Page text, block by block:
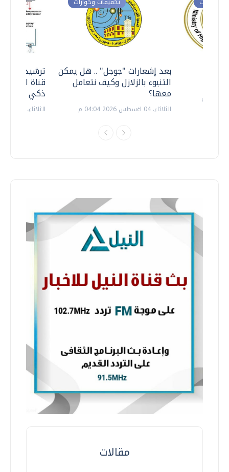
ترشيدا
قناة
ذكي
الثلاثاء، 14 يوليو 2026 06:11 م
بعد إشعارات "جوجل" .. هل يمكن
التنبوء بالزلازل وكيف نتعامل
معها؟
الثلاثاء، 04 اغسطس 2026 04:04 م
مقالات